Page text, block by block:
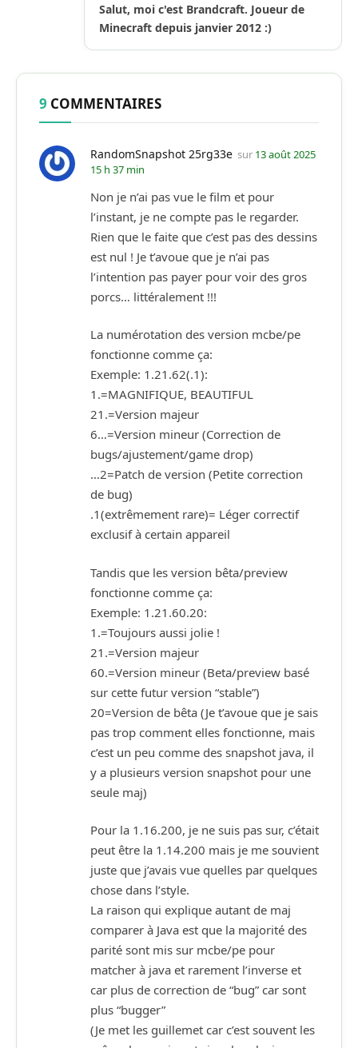
Salut, moi c'est Brandcraft. Joueur de
Minecraft depuis janvier 2012 :)
9 COMMENTAIRES
RandomSnapshot 25rg33e sur 13 août 2025
15 h 37 min
Non je n’ai pas vue le film et pour
l’instant, je ne compte pas le regarder.
Rien que le faite que c’est pas des dessins
est nul ! Je t’avoue que je n’ai pas
l’intention pas payer pour voir des gros
porcs… littéralement !!!
La numérotation des version mcbe/pe
fonctionne comme ça:
Exemple: 1.21.62(.1):
1.=MAGNIFIQUE, BEAUTIFUL
21.=Version majeur
6…=Version mineur (Correction de
bugs/ajustement/game drop)
…2=Patch de version (Petite correction
de bug)
.1(extrêmement rare)= Léger correctif
exclusif à certain appareil
Tandis que les version bêta/preview
fonctionne comme ça:
Exemple: 1.21.60.20:
1.=Toujours aussi jolie !
21.=Version majeur
60.=Version mineur (Beta/preview basé
sur cette futur version “stable”)
20=Version de bêta (Je t’avoue que je sais
pas trop comment elles fonctionne, mais
c’est un peu comme des snapshot java, il
y a plusieurs version snapshot pour une
seule maj)
Pour la 1.16.200, je ne suis pas sur, c’était
peut être la 1.14.200 mais je me souvient
juste que j’avais vue quelles par quelques
chose dans l’style.
La raison qui explique autant de maj
comparer à Java est que la majorité des
parité sont mis sur mcbe/pe pour
matcher à java et rarement l’inverse et
car plus de correction de “bug” car sont
plus “bugger”
(Je met les guillemet car c’est souvent les